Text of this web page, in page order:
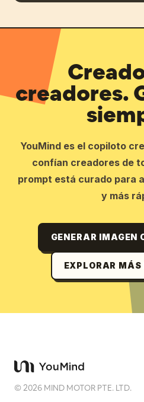
creadores.
YouMind es el copiloto
confían creadores de
prompt está curado para
y más
GENERAR IMAGEN
EXPLORAR MÁS
©2026 MIND MOTOR PTE. LTD.